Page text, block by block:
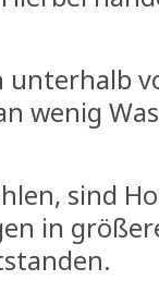
unterhalb
wenig
sind
in